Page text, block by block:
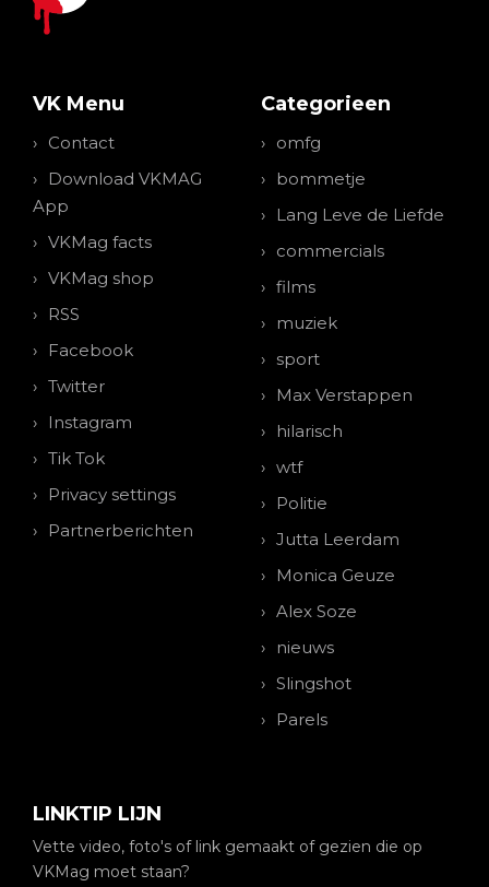
VK Menu
Contact
Download VKMAG
App
VKMag facts
VKMag shop
RSS
Facebook
Twitter
Instagram
Tik Tok
Privacy settings
Partnerberichten
Categorieen
omfg
bommetje
Lang Leve de Liefde
commercials
films
muziek
sport
Max Verstappen
hilarisch
wtf
Politie
Jutta Leerdam
Monica Geuze
Alex Soze
nieuws
Slingshot
Parels
LINKTIP LIJN
Vette video, foto's of link gemaakt of gezien die op
VKMag moet staan?